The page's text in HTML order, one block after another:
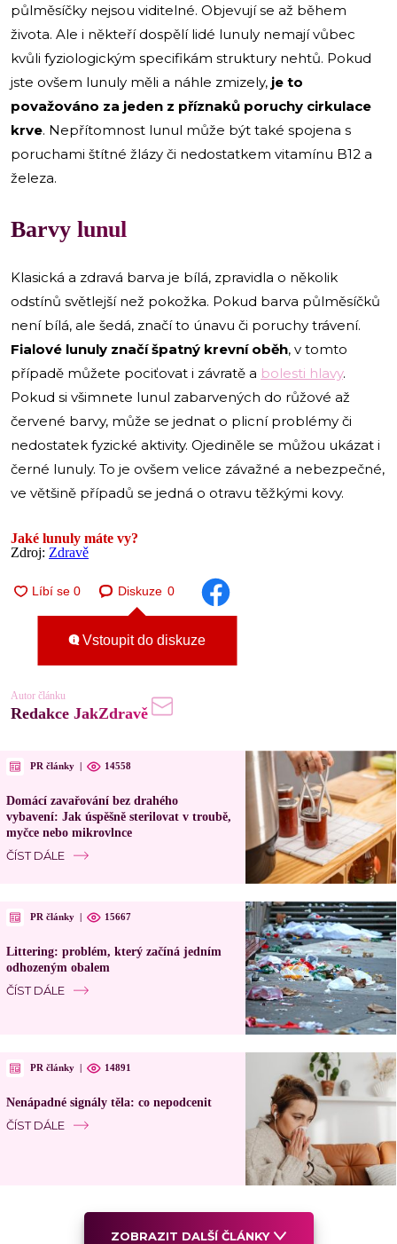
půlměsíčky nejsou viditelné. Objevují se až během
života. Ale i někteří dospělí lidé lunuly nemají vůbec
kvůli fyziologickým specifikám struktury nehtů. Pokud
jste ovšem lunuly měli a náhle zmizely, je to
považováno za jeden z příznaků poruchy cirkulace
krve. Nepřítomnost lunul může být také spojena s
poruchami štítné žlázy či nedostatkem vitamínu B12 a
železa.
Barvy lunul
Klasická a zdravá barva je bílá, zpravidla o několik
odstínů světlejší než pokožka. Pokud barva půlměsíčků
není bílá, ale šedá, značí to únavu či poruchy trávení.
Fialové lunuly značí špatný krevní oběh, v tomto
případě můžete pociťovat i závratě a bolesti hlavy.
Pokud si všimnete lunul zabarvených do růžové až
červené barvy, může se jednat o plicní problémy či
nedostatek fyzické aktivity. Ojediněle se můžou ukázat i
černé lunuly. To je ovšem velice závažné a nebezpečné,
ve většině případů se jedná o otravu těžkými kovy.
Jaké lunuly máte vy?
Zdroj: Zdravě
Diskuze 0
Vstoupit do diskuze
Autor článku
Redakce JakZdravě
PR články 14558
Domácí zavařování bez drahého
vybavení: Jak úspěšně sterilovat v troubě,
myčce nebo mikrovlnce
ČÍST DÁLE
PR články 15667
Littering: problém, který začíná jedním
odhozeným obalem
ČÍST DÁLE
PR články 14891
Nenápadné signály těla: co nepodcenit
ČÍST DÁLE
ZOBRAZIT DALŠÍ ČLÁNKY